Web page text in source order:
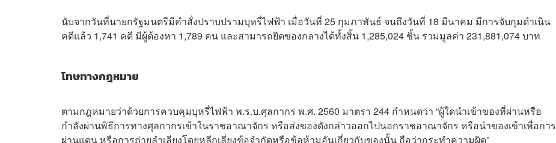
นับจากวันที่นายกรัฐมนตรีมีคำสั่งปราบปรามบุหรี่ไฟฟ้า เมื่อวันที่ 25 กุมภาพันธ์ จนถึงวันที่ 18 มีนาคม มีการจับกุมดำเนิน
คดีแล้ว 1,741 คดี มีผู้ต้องหา 1,789 คน และสามารถยึดของกลางได้ทั้งสิ้น 1,285,024 ชิ้น รวมมูลค่า 231,881,074 บาท
โทษทางกฎหมาย
ตามกฎหมายว่าด้วยการควบคุมบุหรี่ไฟฟ้า พ.ร.บ.ศุลกากร พ.ศ. 2560 มาตรา 244 กำหนดว่า “ผู้ใดนำเข้าของที่ผ่านหรือ
กำลังผ่านพิธีการทางศุลกากรเข้าในราชอาณาจักร หรือส่งของดังกล่าวออกไปนอกราชอาณาจักร หรือนำของเข้าเพื่อการ
ผ่านแดน หรือการถ่ายลำเลียงโดยหลีกเลี่ยงข้อจำกัดหรือข้อห้ามอันเกี่ยวกับของนั้น ถือว่ากระทำความผิด”